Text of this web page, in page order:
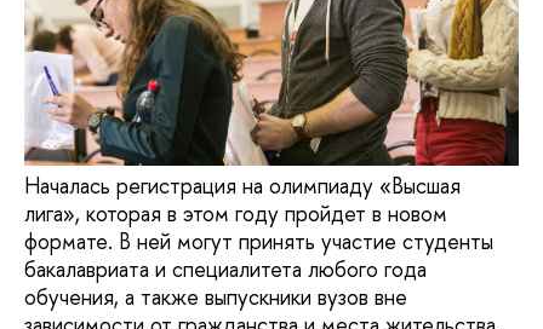
Началась регистрация на олимпиаду «Высшая
лига», которая в этом году пройдет в новом
формате. В ней могут принять участие студенты
бакалавриата и специалитета любого года
обучения, а также выпускники вузов вне